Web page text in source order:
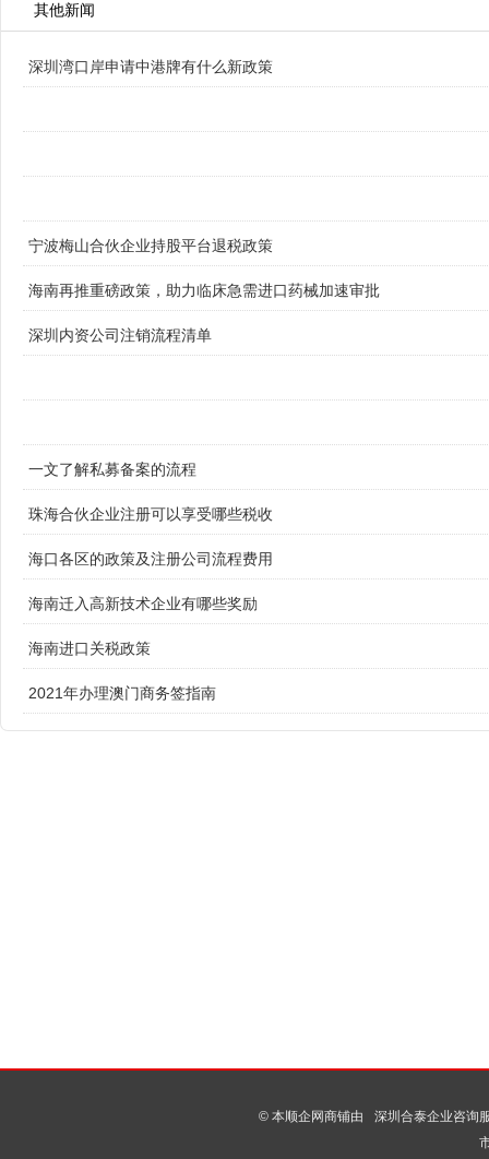
其他新闻
深圳湾口岸申请中港牌有什么新政策
宁波梅山合伙企业持股平台退税政策
海南再推重磅政策，助力临床急需进口药械加速审批
深圳内资公司注销流程清单
一文了解私募备案的流程
珠海合伙企业注册可以享受哪些税收
海口各区的政策及注册公司流程费用
海南迁入高新技术企业有哪些奖励
海南进口关税政策
2021年办理澳门商务签指南
© 本顺企网商铺由
深圳合泰企业咨询